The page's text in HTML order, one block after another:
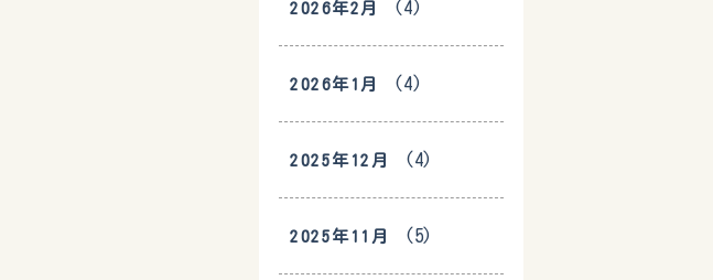
2026年2月 (4)
2026年1月 (4)
2025年12月 (4)
2025年11月 (5)